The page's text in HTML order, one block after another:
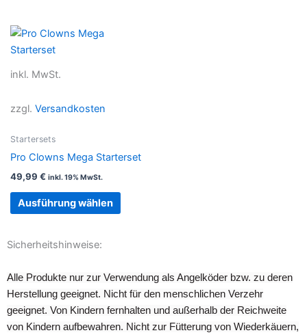
inkl. MwSt.
zzgl. Versandkosten
Startersets
Pro Clowns Mega Starterset
49,99 € inkl. 19% MwSt.
Ausführung wählen
können
der
Produktseite
Sicherheitshinweise:
Alle Produkte nur zur Verwendung als Angelköder bzw. zu deren
Herstellung geeignet. Nicht für den menschlichen Verzehr
geeignet. Von Kindern fernhalten und außerhalb der Reichweite
von Kindern aufbewahren. Nicht zur Fütterung von Wiederkäuern,